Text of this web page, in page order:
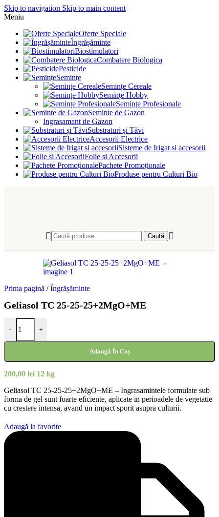
Skip to navigation Skip to main content
Meniu
Oferte Speciale
Îngrășăminte
Biostimulatori
Combatere Biologica
Pesticide
Semințe
Semințe Cereale
Semințe Hobby
Semințe Profesionale
Seminte de Gazon
Ingrasamant de Gazon
Substraturi și Tăvi
Accesorii Electrice
Sisteme de Irigat si accesorii
Folie si Accesorii
Pachete Promoționale
Produse pentru Culturi Bio
Caută
Prima pagină / Îngrășăminte
Geliasol TC 25-25-25+2MgO+ME
-
Cantitate Geliasol TC 25-25-25+2MgO+ME
+
Adaugă În Coș
200,00 lei 12 kg
Geliasol TC 25-25-25+2MgO+ME – Ingrasamintele formulate sub
forma de gel sunt foarte eficiente, aplicate in perioadele de vegetatie
cu crestere intensa, avand un impact sporit asupra culturii.
Adaugă la favorite